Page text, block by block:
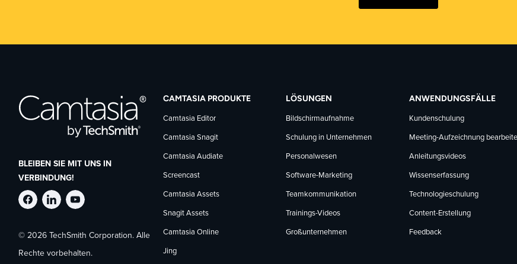
BLEIBEN SIE MIT UNS IN
VERBINDUNG!
TechSmith
auf
TechSmith
auf
TechSmith
auf
© 2026 TechSmith Corporation. Alle
Rechte vorbehalten.
CAMTASIA PRODUKTE
Camtasia Editor
Camtasia Snagit
Camtasia Audiate
Screencast
Camtasia Assets
Snagit Assets
Camtasia Online
Jing
LÖSUNGEN
Bildschirmaufnahme
Schulung in Unternehmen
Personalwesen
Software-Marketing
Teamkommunikation
Trainings-Videos
Großunternehmen
ANWENDUNGSFÄLLE
Kundenschulung
Meeting-Aufzeichnung
Anleitungsvideos
Wissenserfassung
Technologieschulung
Content-Erstellung
Feedback